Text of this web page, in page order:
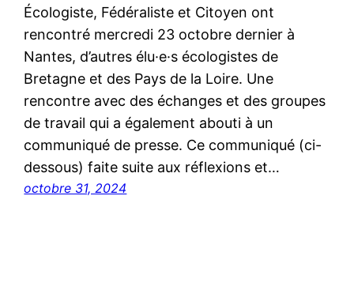
Écologiste, Fédéraliste et Citoyen ont
rencontré mercredi 23 octobre dernier à
Nantes, d’autres élu·e·s écologistes de
Bretagne et des Pays de la Loire. Une
rencontre avec des échanges et des groupes
de travail qui a également abouti à un
communiqué de presse. Ce communiqué (ci-
dessous) faite suite aux réflexions et…
octobre 31, 2024